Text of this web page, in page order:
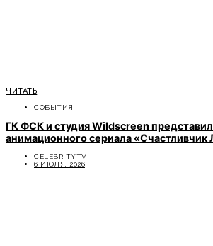
ЧИТАТЬ
СОБЫТИЯ
ГК ФСК и студия Wildscreen
анимационного сериала «Счастливчик
CELEBRITYTV
6 ИЮЛЯ, 2026